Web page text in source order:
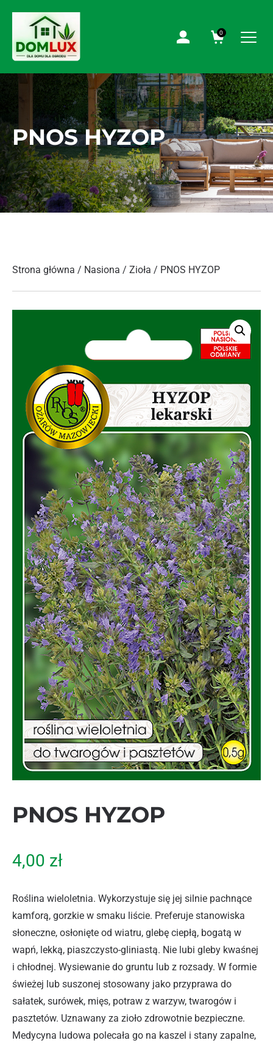
0
PNOS HYZOP
Strona główna / Nasiona / Zioła / PNOS HYZOP
PNOS HYZOP
4,00 zł
Roślina wieloletnia. Wykorzystuje się jej silnie pachnące
kamforą, gorzkie w smaku liście. Preferuje stanowiska
słoneczne, osłonięte od wiatru, glebę ciepłą, bogatą w
wapń, lekką, piaszczysto-gliniastą. Nie lubi gleby kwaśnej
i chłodnej. Wysiewanie do gruntu lub z rozsady. W formie
świeżej lub suszonej stosowany jako przyprawa do
sałatek, surówek, mięs, potraw z warzyw, twarogów i
pasztetów. Uznawany za zioło zdrowotnie bezpieczne.
Medycyna ludowa polecała go na kaszel i stany zapalne,